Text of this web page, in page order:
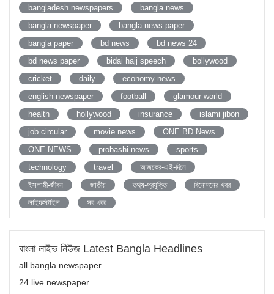
bangladesh newspapers
bangla news
bangla newspaper
bangla news paper
bangla paper
bd news
bd news 24
bd news paper
bidai hajj speech
bollywood
cricket
daily
economy news
english newspaper
football
glamour world
health
hollywood insurance
islami jibon
job circular
movie news
ONE BD News
ONE NEWS
probashi news
sports
technology
travel
আজকের-এই-দিনে
ইসলামী-জীবন
জাতীয় তথ্য-প্রযুক্তি
বিনোদনের খবর
লাইফস্টাইল
সব খবর
বাংলা লাইভ নিউজ Latest Bangla Headlines
all bangla newspaper
24 live newspaper